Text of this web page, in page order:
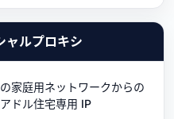
ャルプロキシ
家庭用ネットワークからの
ドル住宅専用 IP